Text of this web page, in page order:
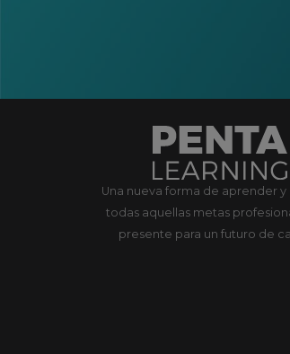
Una nueva forma de aprender y
todas aquellas metas
presente para un futuro de